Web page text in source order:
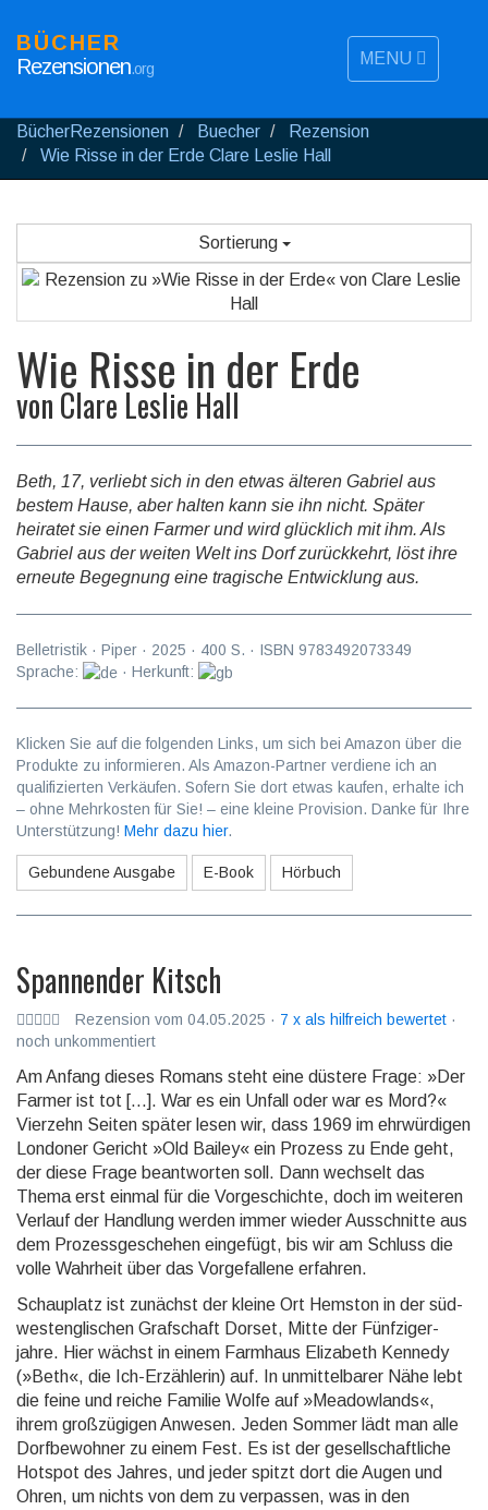
MENU
BÜCHER
Rezensionen.org
BücherRezensionen Buecher
Rezension
Wie Risse in der Erde Clare Leslie Hall
Sortierung
Wie Risse in der Erde
vonClare Leslie Hall
Beth, 17, verliebt sich in den etwas älteren Gabriel aus
bestem Hause, aber halten kann sie ihn nicht. Später
heiratet sie einen Farmer und wird glücklich mit ihm. Als
Gabriel aus der weiten Welt ins Dorf zurückkehrt, löst ihre
erneute Begegnung eine tragische Entwicklung aus.
Belletristik · Piper · 2025 · 400 S. · ISBN 9783492073349
Sprache:
· Herkunft:
Klicken Sie auf die folgenden Links, um sich bei Amazon über die
Produkte zu informieren. Als Amazon-Partner verdiene ich an
qualifizierten Verkäufen. Sofern Sie dort etwas kaufen, erhalte ich
– ohne Mehrkosten für Sie! – eine kleine Provision. Danke für Ihre
Unterstützung! Mehr dazu hier.
Gebundene Ausgabe E-Book Hörbuch
Spannender Kitsch
Rezension vom 04.05.2025 · 7 x als hilfreich bewertet ·
noch unkommentiert
Am Anfang dieses Romans steht eine düstere Frage: »Der
Farmer ist tot […]. War es ein Unfall oder war es Mord?«
Vierzehn Seiten später lesen wir, dass 1969 im ehr­würdi­gen
Londoner Gericht »Old Bailey« ein Prozess zu Ende geht,
der diese Frage beant­worten soll. Dann wechselt das
Thema erst einmal für die Vorge­schichte, doch im weiteren
Verlauf der Handlung werden immer wieder Aus­schnitte aus
dem Prozess­geschehen eingefügt, bis wir am Schluss die
volle Wahrheit über das Vorge­fallene erfahren.
Schauplatz ist zunächst der kleine Ort Hemston in der süd­
west­engli­schen Graf­schaft Dorset, Mitte der Fünf­ziger­
jahre. Hier wächst in einem Farmhaus Elizabeth Kennedy
(»Beth«, die Ich-Erzäh­lerin) auf. In un­mittel­barer Nähe lebt
die feine und reiche Familie Wolfe auf »Meadow­lands«,
ihrem groß­zügigen Anwesen. Jeden Sommer lädt man alle
Dorf­be­wohner zu einem Fest. Es ist der gesell­schaft­liche
Hotspot des Jahres, und jeder spitzt dort die Augen und
Ohren, um nichts von dem zu verpassen, was in den